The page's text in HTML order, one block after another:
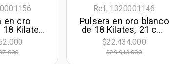
en oro
Kilates,
largo, 6
ancho
Ref. 1320001146
Pulsera en oro blanco
de 18 Kilates, 21 cm.
de largo, 5 mm. de
ancho
$22.434.000
$29.913.000